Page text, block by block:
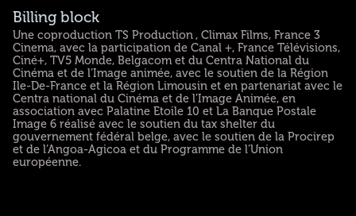
Billing block
Une coproduction TS Production , Climax Films, France 3
Cinema, avec la participation de Canal +, France Télévisions,
Ciné+, TV5 Monde, Belgacom et du Centra National du
Cinéma et de l’Image animée, avec le soutien de la Région
Ile-De-France et la Région Limousin et en partenariat avec le
Centra national du Cinéma et de l’Image Animée, en
association avec Palatine Etoile 10 et La Banque Postale
Image 6 réalisé avec le soutien du tax shelter du
gouvernement fédéral belge, avec le soutien de la Procirep
et de l’Angoa-Agicoa et du Programme de l’Union
européenne.